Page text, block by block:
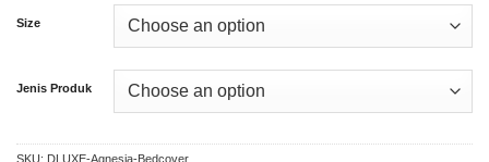
Size
Jenis Produk
SKU: DLUXE-Agnesia-Bedcover